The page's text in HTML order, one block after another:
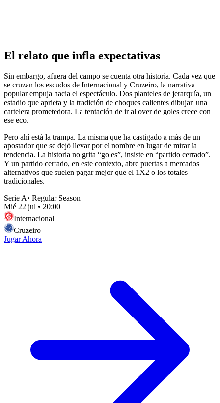
El relato que infla expectativas
Sin embargo, afuera del campo se cuenta otra historia. Cada vez que
se cruzan los escudos de Internacional y Cruzeiro, la narrativa
popular empuja hacia el espectáculo. Dos planteles de jerarquía, un
estadio que aprieta y la tradición de choques calientes dibujan una
cartelera prometedora. La tentación de ir al over de goles crece con
ese eco.
Pero ahí está la trampa. La misma que ha castigado a más de un
apostador que se dejó llevar por el nombre en lugar de mirar la
tendencia. La historia no grita “goles”, insiste en “partido cerrado”.
Y un partido cerrado, en este contexto, abre puertas a mercados
alternativos que suelen pagar mejor que el 1X2 o los totales
tradicionales.
Serie A• Regular Season
Mié 22 jul • 20:00
Internacional
Cruzeiro
Jugar Ahora